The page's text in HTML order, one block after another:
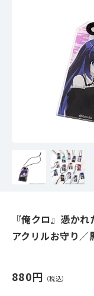
『俺クロ』憑か
アクリルお守り／
880円